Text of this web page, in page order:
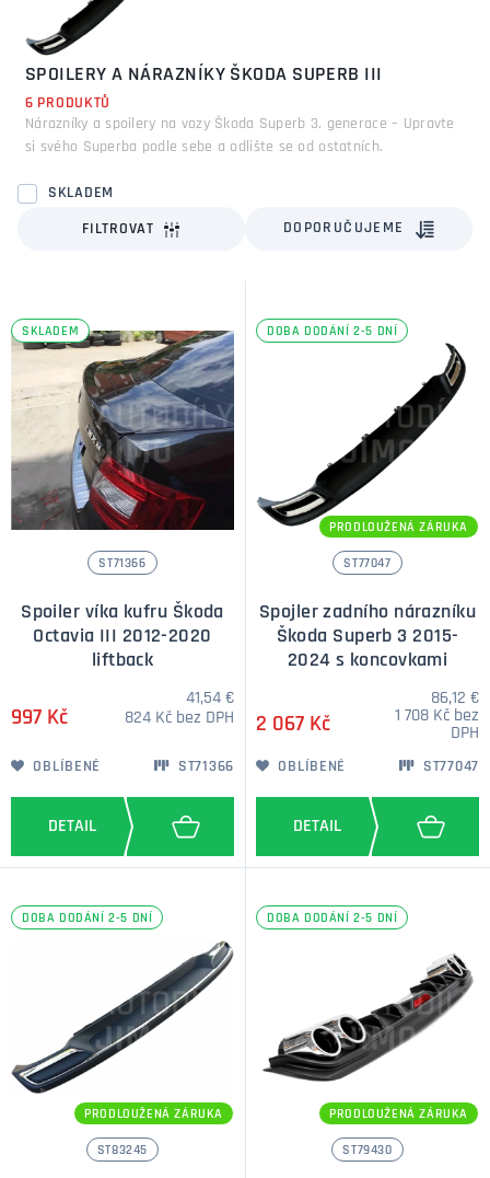
SPOILERY A NÁRAZNÍKY ŠKODA SUPERB III
6 PRODUKTŮ
Nárazníky a spoilery na vozy Škoda Superb 3. generace – Upravte
si svého Superba podle sebe a odlište se od ostatních.
SKLADEM
FILTROVAT DOPORUČUJEME
SKLADEM
ST71366
Spoiler víka kufru Škoda
Octavia III 2012-2020
liftback
997 Kč
41,54 €
824 Kč bez DPH
OBLÍBENÉ ST71366
DOBA DODÁNÍ 2-5 DNÍ
PRODLOUŽENÁ ZÁRUKA
ST77047
Spojler zadního nárazníku
Škoda Superb 3 2015-
2024 s koncovkami
2 067 Kč
86,12 €
1 708 Kč bez
DPH
OBLÍBENÉ ST77047
DOBA DODÁNÍ 2-5 DNÍ
PRODLOUŽENÁ ZÁRUKA
ST83245
DOBA DODÁNÍ 2-5 DNÍ
PRODLOUŽENÁ ZÁRUKA
ST79430